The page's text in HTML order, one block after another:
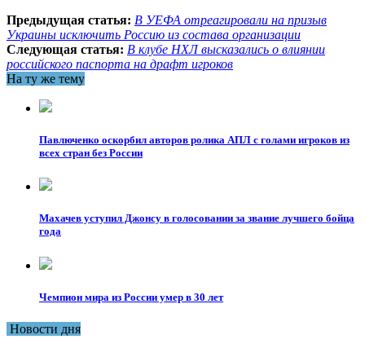
Предыдущая статья: В УЕФА отреагировали на призыв
Украины исключить Россию из состава организации
Следующая статья: В клубе НХЛ высказались о влиянии
российского паспорта на драфт игроков
На ту же тему
Павлюченко оскорбил авторов ролика АПЛ с голами игроков из
всех стран без России
Махачев уступил Джонсу в голосовании за звание лучшего бойца
года
Чемпион мира из России умер в 30 лет
Новости дня